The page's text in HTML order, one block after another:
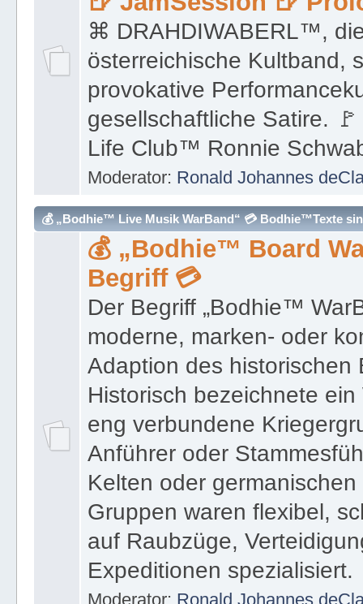
provokative
gesellschaftliche Satire.
Life Club™ Ronnie
Moderator:Ronald Johannes
💰 „Bodhie™ Live Musik WarBand“ 💳 Bodhie™Texte
💰 „Bodhie™ Board
Begriff 💳
Der Begriff „Bodhie™
moderne, marken- oder
Adaption des historischen
Historisch bezeichnete
eng verbundene
Anführer oder
Kelten oder
Gruppen waren flexibel,
auf Raubzüge,
Expeditionen spezialisiert.
Moderator: Ronald Johannes
Board chatgpt.bodhie.eu ♟ Einladung
🗣 Board bodhie.eu